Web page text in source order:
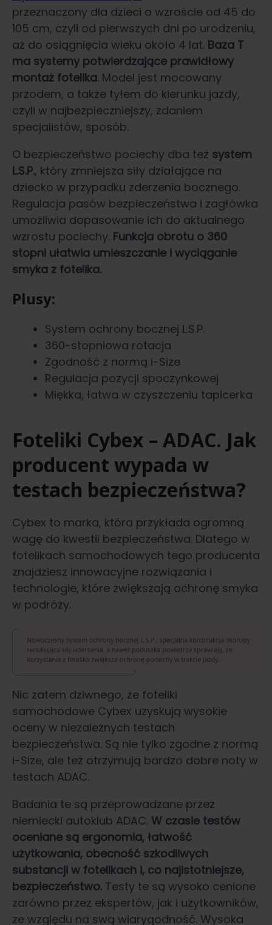
przeznaczony dla dzieci o wzroście od 45 do
105 cm, czyli od pierwszych dni po urodzeniu,
aż do osiągnięcia wieku około 4 lat. Baza T
ma systemy potwierdzające prawidłowy
montaż fotelika. Model jest mocowany
przodem, a także tyłem do kierunku jazdy,
czyli w najbezpieczniejszy, zdaniem
specjalistów, sposób.
O bezpieczeństwo pociechy dba też system
L.S.P., który zmniejsza siły działające na
dziecko w przypadku zderzenia bocznego.
Regulacja pasów bezpieczeństwa i zagłówka
umożliwia dopasowanie ich do aktualnego
wzrostu pociechy. Funkcja obrotu o 360
stopni ułatwia umieszczanie i wyciąganie
smyka z fotelika.
Plusy:
System ochrony bocznej L.S.P.
360-stopniowa rotacja
Zgodność z normą i-Size
Regulacja pozycji spoczynkowej
Miękka, łatwa w czyszczeniu tapicerka
Foteliki Cybex – ADAC. Jak
producent wypada w
testach bezpieczeństwa?
Cybex to marka, która przykłada ogromną
wagę do kwestii bezpieczeństwa. Dlatego w
fotelikach samochodowych tego producenta
znajdziesz innowacyjne rozwiązania i
technologie, które zwiększają ochronę smyka
w podróży.
Nic zatem dziwnego, że foteliki
samochodowe Cybex uzyskują wysokie
oceny w niezależnych testach
bezpieczeństwa. Są nie tylko zgodne z normą
i-Size, ale też otrzymują bardzo dobre noty w
testach ADAC.
Badania te są przeprowadzane przez
niemiecki autoklub ADAC. W czasie testów
oceniane są ergonomia, łatwość
użytkowania, obecność szkodliwych
substancji w fotelikach i, co najistotniejsze,
bezpieczeństwo. Testy te są wysoko cenione
zarówno przez ekspertów, jak i użytkowników,
ze względu na swą wiarygodność. Wysoka